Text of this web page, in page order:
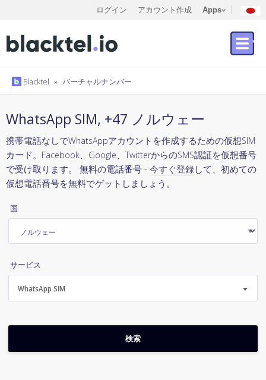
ログイン アカウント作成 Apps
Blacktel » バーチャルナンバー
WhatsApp SIM, +47 ノルウェー
携帯電話なしでWhatsAppアカウントを作成するための仮想SIM
カード。Facebook、Google、TwitterからのSMS認証を仮想番号
で受け取ります。 無料の電話番号 - 今すぐ登録して、初めての
仮想電話番号を無料でゲットしましょう。
国
サービス
WhatsApp SIM